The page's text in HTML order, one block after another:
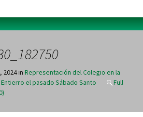
2024in Representación del Colegio en la
el pasado Sábado Santo
Full